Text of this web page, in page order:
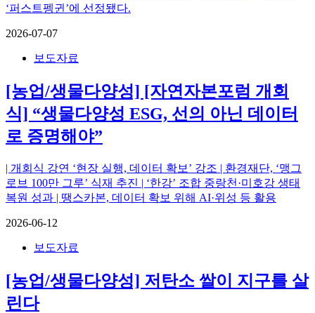
‘퍼스트펭귄’에 선정됐다.
2026-07-07
보도자료
[농업/생물다양성] [자연자본포럼 개회
식] “생물다양성 ESG, 선의 아닌 데이터
로 증명해야”
| 개회식 강연 ‘현장 실행, 데이터 확보’ 강조 | 환경재단, ‘맹그
로브 100만 그루’ 식재 추진 | ‘한강’ 조합 중랑천·미호강 생태
복원 성과 | 땡스카본, 데이터 확보 위해 AI·위성 등 활용
2026-06-12
보도자료
[농업/생물다양성] 저탄소 쌀이 지구를 살
린다